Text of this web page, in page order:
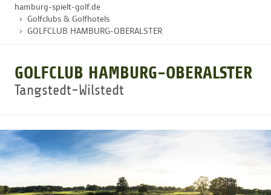
STARTSEITE
GOLFTURNIERE
GOLF CARD
MITGLIEDSCHAFT
hamburg-spielt-golf.de
Golfclubs & Golfhotels
GOLFCLUB HAMBURG-OBERALSTER
GOLFCLUB HAMBURG-OBERALSTER
Tangstedt-Wilstedt